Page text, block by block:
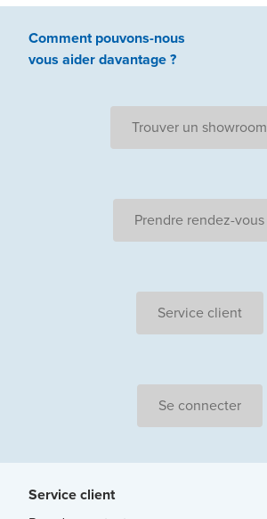
Comment pouvons-nous
vous aiderdavantage ?
Trouver un showroom
Prendre rendez-vous
Service client
Se connecter
Service client